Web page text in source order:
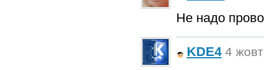
Не надо
KDE4 4